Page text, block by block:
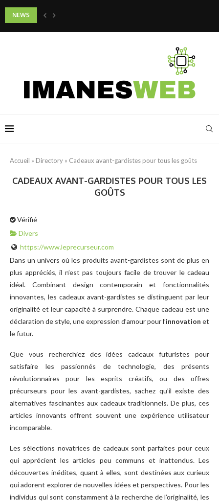
NEWS
Quels gestes adopter pour préserver la jeunesse de son cou et de son
Accueil » Directory » Cadeaux avant-gardistes pour tous les goûts
CADEAUX AVANT-GARDISTES POUR TOUS LES
GOÛTS
Vérifié
Divers
https://www.leprecurseur.com
Dans un univers où les produits avant-gardistes sont de plus en
plus appréciés, il n’est pas toujours facile de trouver le cadeau
idéal. Combinant design contemporain et fonctionnalités
innovantes, les cadeaux avant-gardistes se distinguent par leur
originalité et leur capacité à surprendre. Chaque cadeau est une
déclaration de style, une expression d’amour pour l’innovation et
le futur.
Que vous recherchiez des idées cadeaux futuristes pour
satisfaire les passionnés de technologie, des présents
révolutionnaires pour les esprits créatifs, ou des offres
précurseurs pour les avant-gardistes, sachez qu’il existe des
alternatives fascinantes aux cadeaux traditionnels. De plus, ces
articles innovants offrent souvent une expérience utilisateur
incomparable.
Les sélections novatrices de cadeaux sont parfaites pour ceux
qui apprécient les articles peu communs et inattendus. Les
découvertes inédites, quant à elles, sont destinées aux curieux
qui adorent explorer de nouvelles idées et perspectives. Pour les
individus qui sont constamment à la recherche de l’originalité, les